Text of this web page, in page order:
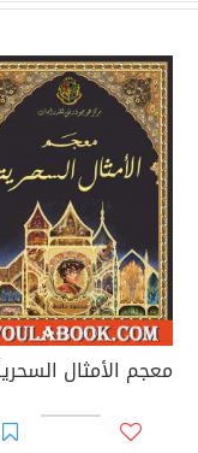
معجم الأمثال